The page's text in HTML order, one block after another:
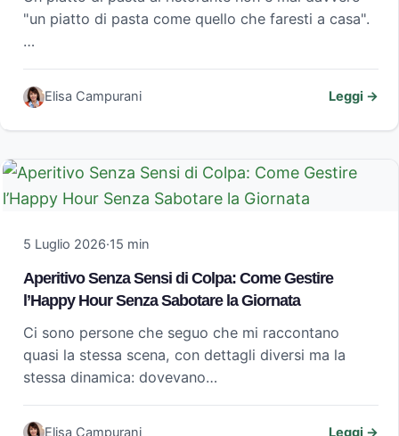
"un piatto di pasta come quello che faresti a casa".
…
Elisa Campurani Leggi →
5 Luglio 2026·15 min
Aperitivo Senza Sensi di Colpa: Come Gestire
l’Happy Hour Senza Sabotare la Giornata
Ci sono persone che seguo che mi raccontano
quasi la stessa scena, con dettagli diversi ma la
stessa dinamica: dovevano…
Elisa Campurani Leggi →